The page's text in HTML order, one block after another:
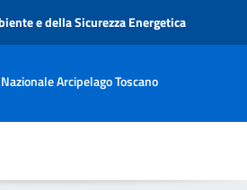
e della Sicurezza Energetica
Arcipelago Toscano